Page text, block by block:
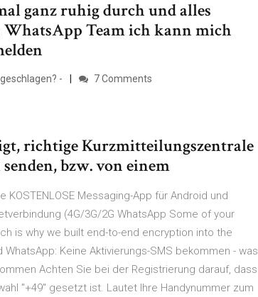
ganz ruhig durch und alles
Team ich kann mich
- 7 Comments
richtige Kurzmitteilungszentrale
bzw. von einem
Messaging-App für Android und
(4G/3G/2G WhatsApp Some of your
is why we built end-to-end encryption into the
Keine Aktivierungs-SMS bekommen - was
Achten Sie bei der Registrierung darauf, dass
"+49" gesetzt ist. Lautet Ihre Handynummer zum